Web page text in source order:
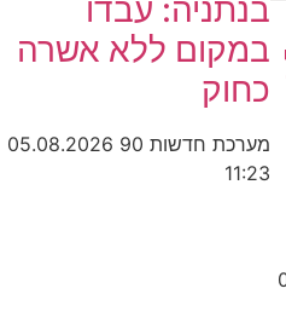
בנתניה: עבדו
במקום ללא אשרה
כחוק
מערכת חדשות 90
05.08.2026
11:23